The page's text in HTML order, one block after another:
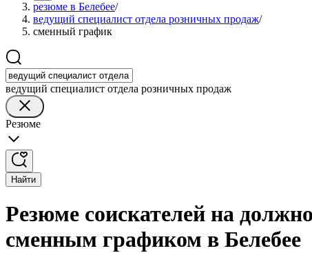
резюме в Белебее/
ведущий специалист отдела розничных продаж/
сменный график
ведущий специалист отдела розничных продаж
Резюме
Найти
Резюме соискателей на
сменным графиком в Белебее